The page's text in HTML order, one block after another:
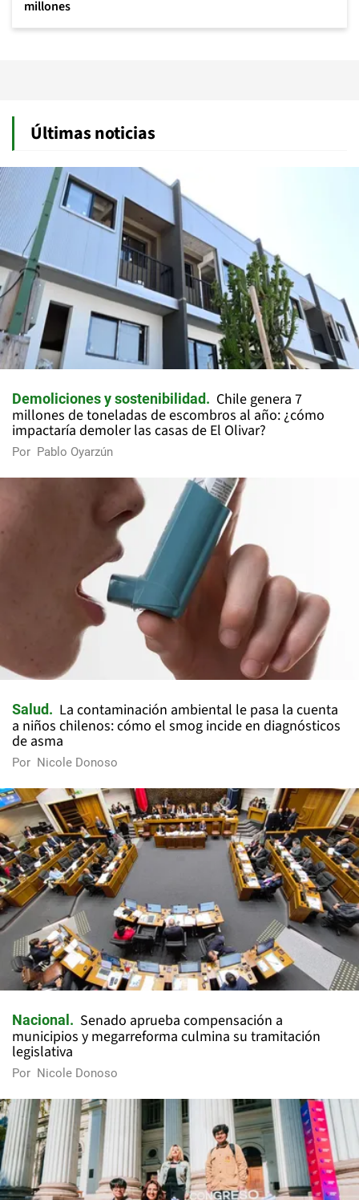
millones
Últimas noticias
Demoliciones y sostenibilidad
Chile genera 7
millones de toneladas de escombros al año: ¿cómo
impactaría demoler las casas de El Olivar?
Por Pablo Oyarzún
Salud
La contaminación ambiental le pasa la cuenta
a niños chilenos: cómo el smog incide en diagnósticos
de asma
Por Nicole Donoso
Nacional
Senado aprueba compensación a
municipios y megarreforma culmina su tramitación
legislativa
Por Nicole Donoso